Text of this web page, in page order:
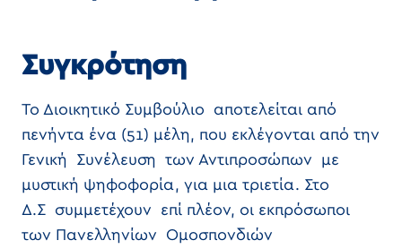
Συγκρότηση
Το Διοικητικό Συμβούλιο αποτελείται από
πενήντα ένα (51) μέλη, που εκλέγονται από την
Γενική Συνέλευση των Αντιπροσώπων με
μυστική ψηφοφορία, για μια τριετία. Στο
Δ.Σ συμμετέχουν επί πλέον, οι εκπρόσωποι
των Πανελληνίων Ομοσπονδιών